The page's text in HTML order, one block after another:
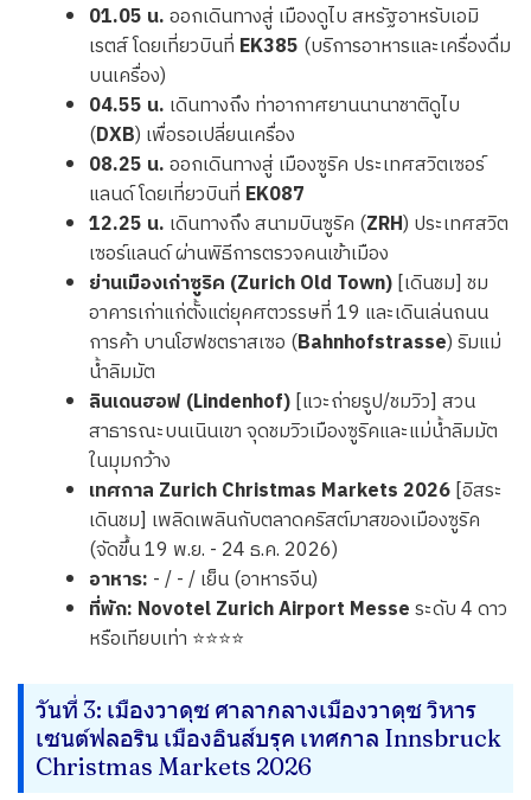
01.05 น.ออกเดินทางสู่ เมืองดูไบ สหรัฐอาหรับเอมิ
เรตส์ โดยเที่ยวบินที่ EK385 (บริการอาหารและเครื่องดื่ม
บนเครื่อง)
04.55 น. เดินทางถึง ท่าอากาศยานนานาชาติดูไบ
(DXB) เพื่อรอเปลี่ยนเครื่อง
08.25 น.ออกเดินทางสู่ เมืองซูริค ประเทศสวิตเซอร์
แลนด์ โดยเที่ยวบินที่ EK087
12.25 น. เดินทางถึง สนามบินซูริค (ZRH) ประเทศสวิต
เซอร์แลนด์ ผ่านพิธีการตรวจคนเข้าเมือง
ย่านเมืองเก่าซูริค (Zurich Old Town)[เดินชม] ชม
อาคารเก่าแก่ตั้งแต่ยุคศตวรรษที่ 19 และเดินเล่นถนน
การค้า บานโฮฟชตราสเซอ (Bahnhofstrasse) ริมแม่
น้ำลิมมัต
ลินเดนฮอฟ (Lindenhof)[แวะถ่ายรูป/ชมวิว] สวน
สาธารณะบนเนินเขา จุดชมวิวเมืองซูริคและแม่น้ำลิมมัต
ในมุมกว้าง
เทศกาล Zurich Christmas Markets 2026[อิสระ
เดินชม] เพลิดเพลินกับตลาดคริสต์มาสของเมืองซูริค
(จัดขึ้น 19 พ.ย. - 24 ธ.ค. 2026)
อาหาร: - / - / เย็น (อาหารจีน)
ที่พัก: Novotel Zurich Airport Messeระดับ 4 ดาว
หรือเทียบเท่า ⭐⭐⭐⭐
วันที่ 3: เมืองวาดุซ ศาลากลางเมืองวาดุซ วิหาร
เซนต์ฟลอริน เมืองอินส์บรุค เทศกาล Innsbruck
Christmas Markets 2026